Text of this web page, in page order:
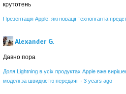
крутотень
Презентація Apple: які новації техногіганта
Alexander G.
Давно пора
Доля Lightning в усіх продуктах Apple вже
моделі за швидкістю передачі · 3 years ago